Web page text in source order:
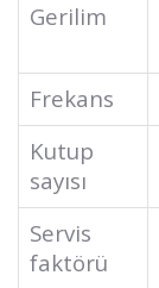
Gerilim
Frekans
Kutup
sayısı
Servis
faktörü